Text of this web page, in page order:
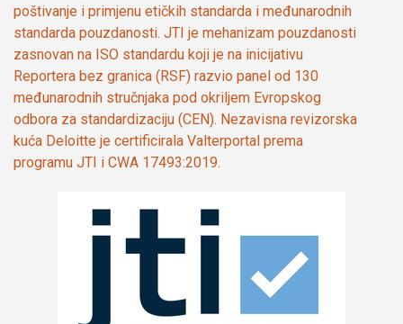
poštivanje i primjenu etičkih standarda i međunarodnih
standarda pouzdanosti. JTI je mehanizam pouzdanosti
zasnovan na ISO standardu koji je na inicijativu
Reportera bez granica (RSF) razvio panel od 130
međunarodnih stručnjaka pod okriljem Evropskog
odbora za standardizaciju (CEN). Nezavisna revizorska
kuća Deloitte je certificirala Valterportal prema
programu JTI i CWA 17493:2019.